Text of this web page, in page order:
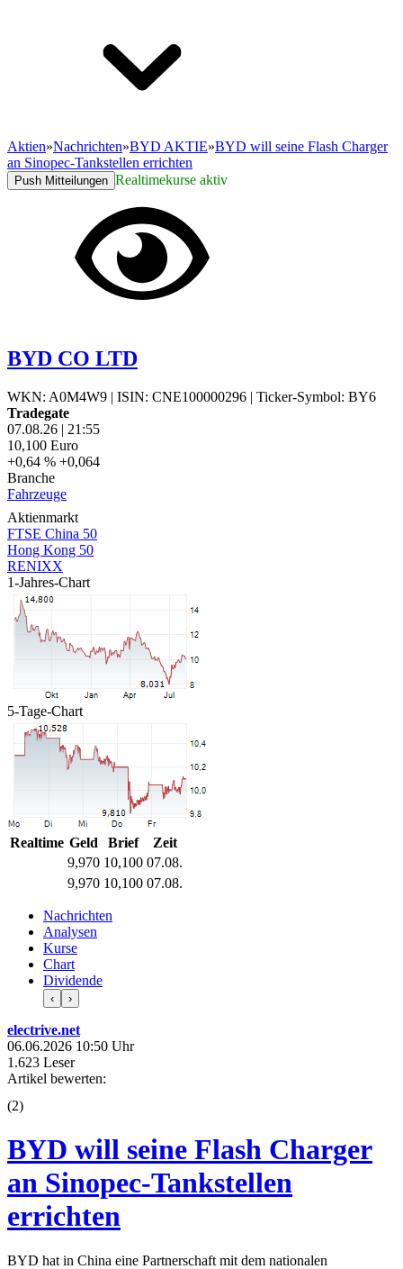
Aktien»Nachrichten»BYD AKTIE»BYD will seine Flash Charger
an Sinopec-Tankstellen errichten
Push Mitteilungen Realtimekurse aktiv
BYD CO LTD
WKN: A0M4W9 | ISIN: CNE100000296 | Ticker-Symbol: BY6
Tradegate
07.08.26 | 21:55
10,100 Euro
+0,64 % +0,064
Branche
Fahrzeuge
Aktienmarkt
FTSE China 50
Hong Kong 50
RENIXX
1-Jahres-Chart
5-Tage-Chart
Realtime Geld Brief
Zeit
9,970 10,100 07.08.
9,970 10,100 07.08.
Nachrichten
Analysen
Kurse
Chart
Dividende
‹ ›
electrive.net
06.06.2026 10:50 Uhr
1.623 Leser
Artikel bewerten:
(2)
BYD will seine Flash Charger
an Sinopec-Tankstellen
errichten
BYD hat in China eine Partnerschaft mit dem nationalen